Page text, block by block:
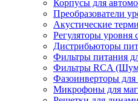
Корпусы для
Преобразователи
Акустические
Регуляторы уровня
Дистрибьюторы
Фильтры питания
Фильтры RCA
Фазоинверторы для
Микрофоны для